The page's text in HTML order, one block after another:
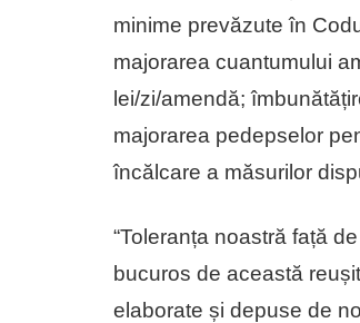
minime prevăzute în
majorarea cuantumului
lei/zi/amendă;
majorarea pedepselor
încălcare a măsurilor
“Toleranța noastră față
bucuros de această
elaborate și depuse de